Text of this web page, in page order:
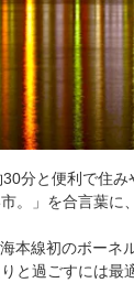
分と便利で住
」を合言葉に
本線初のボー
と過ごすには最